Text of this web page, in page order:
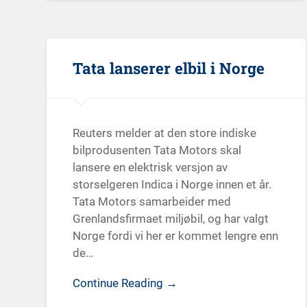
Tata lanserer elbil i Norge
Reuters melder at den store indiske
bilprodusenten Tata Motors skal
lansere en elektrisk versjon av
storselgeren Indica i Norge innen et år.
Tata Motors samarbeider med
Grenlandsfirmaet miljøbil, og har valgt
Norge fordi vi her er kommet lengre enn
de…
Continue Reading →